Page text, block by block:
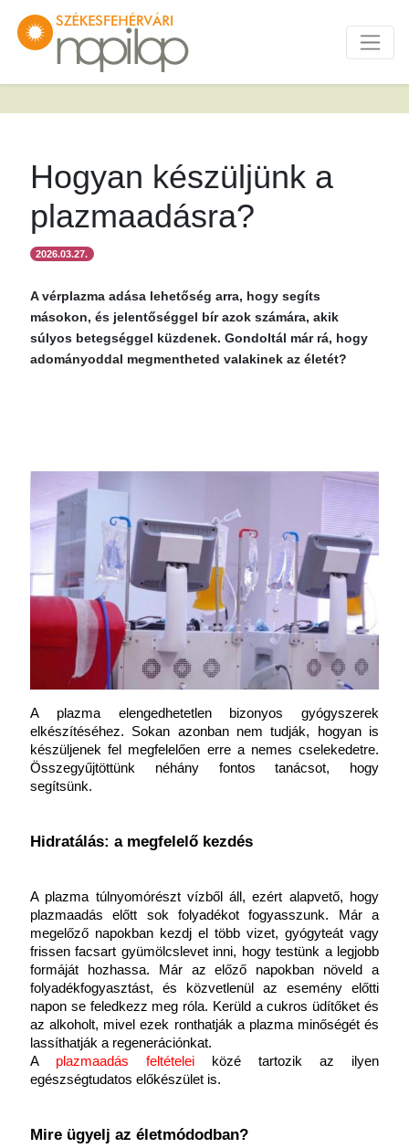
Hogyan készüljünk a
plazmaadásra?
2026.03.27.
A vérplazma adása lehetőség arra, hogy segíts
másokon, és jelentőséggel bír azok számára, akik
súlyos betegséggel küzdenek. Gondoltál már rá, hogy
adományoddal megmentheted valakinek az életét?
A plazma elengedhetetlen bizonyos gyógyszerek
elkészítéséhez. Sokan azonban nem tudják, hogyan is
készüljenek fel megfelelően erre a nemes cselekedetre.
Összegyűjtöttünk néhány fontos tanácsot, hogy
segítsünk.
Hidratálás: a megfelelő kezdés
A plazma túlnyomórészt vízből áll, ezért alapvető, hogy
plazmaadás előtt sok folyadékot fogyasszunk. Már a
megelőző napokban kezdj el több vizet, gyógyteát vagy
frissen facsart gyümölcslevet inni, hogy testünk a legjobb
formáját hozhassa. Már az előző napokban növeld a
folyadékfogyasztást, és közvetlenül az esemény előtti
napon se feledkezz meg róla. Kerüld a cukros üdítőket és
az alkoholt, mivel ezek ronthatják a plazma minőségét és
lassíthatják a regenerációnkat.
A plazmaadás feltételei
közé tartozik az ilyen
egészségtudatos előkészület is.
Mire ügyelj az életmódodban?